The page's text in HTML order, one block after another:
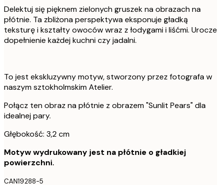
Delektuj się pięknem zielonych gruszek na obrazach na
płótnie. Ta zbliżona perspektywa eksponuje gładką
teksturę i kształty owoców wraz z łodygami i liśćmi. Urocze
dopełnienie każdej kuchni czy jadalni.
To jest ekskluzywny motyw, stworzony przez fotografa w
naszym sztokholmskim Atelier.
Połącz ten obraz na płótnie z obrazem "Sunlit Pears" dla
idealnej pary.
Głębokość: 3,2 cm
Motyw wydrukowany jest na płótnie o gładkiej
powierzchni.
CAN19288-5